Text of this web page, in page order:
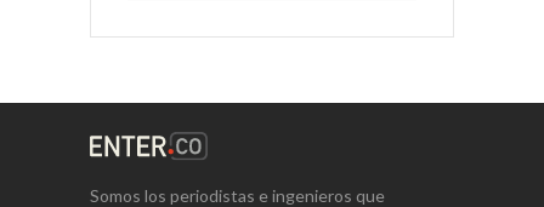
Somos los periodistas e ingenieros que